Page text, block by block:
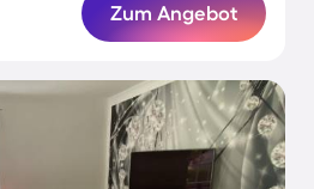
Zum Angebot